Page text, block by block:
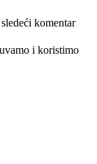
komentar
i koristimo